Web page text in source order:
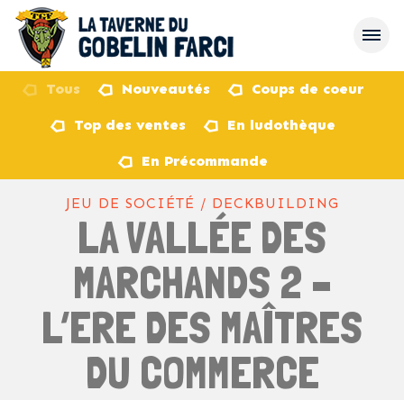
Tous Nouveautés Coups de coeur
Top des ventes En ludothèque
En Précommande
JEU DE SOCIÉTÉ / DECKBUILDING
LA VALLÉE DES
MARCHANDS 2 –
L’ERE DES MAÎTRES
DU COMMERCE